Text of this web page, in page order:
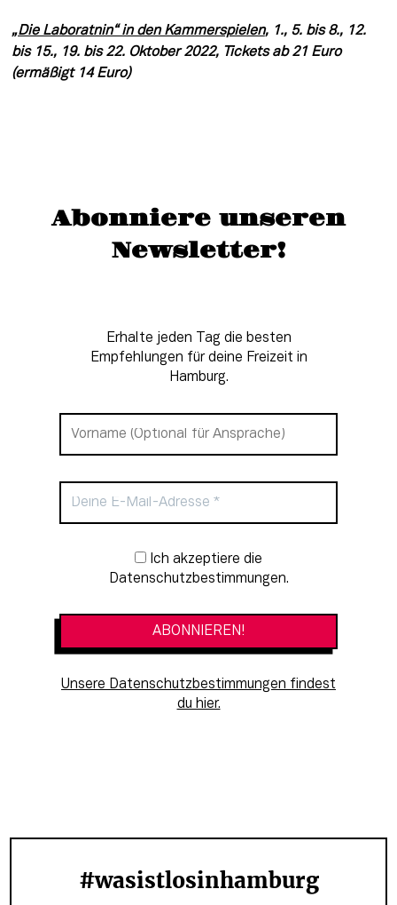
„Die Laboratnin“ in den Kammerspielen, 1., 5. bis 8., 12.
bis 15., 19. bis 22. Oktober 2022, Tickets ab 21 Euro
(ermäßigt 14 Euro)
Abonniere unseren
Newsletter!
Erhalte jeden Tag die besten
Empfehlungen für deine Freizeit in
Hamburg.
Newsletter-Anmeldung
Datenschutzbestimmungen.
Unsere Datenschutzbestimmungen findest
du hier.
#wasistlosinhamburg